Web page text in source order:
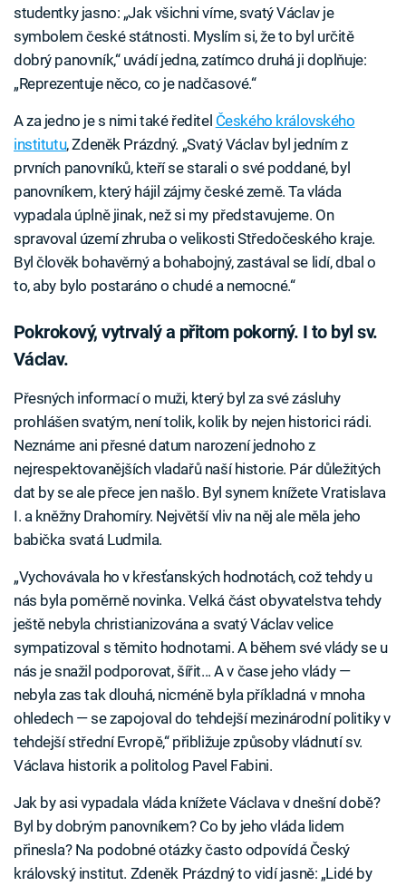
studentky jasno: „Jak všichni víme, svatý Václav je
symbolem české státnosti. Myslím si, že to byl určitě
dobrý panovník,“ uvádí jedna, zatímco druhá ji doplňuje:
„Reprezentuje něco, co je nadčasové.“
A za jedno je s nimi také ředitel Českého královského
institutu, Zdeněk Prázdný. „Svatý Václav byl jedním z
prvních panovníků, kteří se starali o své poddané, byl
panovníkem, který hájil zájmy české země. Ta vláda
vypadala úplně jinak, než si my představujeme. On
spravoval území zhruba o velikosti Středočeského kraje.
Byl člověk bohavěrný a bohabojný, zastával se lidí, dbal o
to, aby bylo postaráno o chudé a nemocné.“
Pokrokový, vytrvalý a přitom pokorný. I to byl sv.
Václav.
Přesných informací o muži, který byl za své zásluhy
prohlášen svatým, není tolik, kolik by nejen historici rádi.
Neznáme ani přesné datum narození jednoho z
nejrespektovanějších vladařů naší historie. Pár důležitých
dat by se ale přece jen našlo. Byl synem knížete Vratislava
I. a kněžny Drahomíry. Největší vliv na něj ale měla jeho
babička svatá Ludmila.
„Vychovávala ho v křesťanských hodnotách, což tehdy u
nás byla poměrně novinka. Velká část obyvatelstva tehdy
ještě nebyla christianizována a svatý Václav velice
sympatizoval s těmito hodnotami. A během své vlády se u
nás je snažil podporovat, šířit... A v čase jeho vlády —
nebyla zas tak dlouhá, nicméně byla příkladná v mnoha
ohledech — se zapojoval do tehdejší mezinárodní politiky v
tehdejší střední Evropě,“ přibližuje způsoby vládnutí sv.
Václava historik a politolog Pavel Fabini.
Jak by asi vypadala vláda knížete Václava v dnešní době?
Byl by dobrým panovníkem? Co by jeho vláda lidem
přinesla? Na podobné otázky často odpovídá Český
královský institut. Zdeněk Prázdný to vidí jasně: „Lidé by